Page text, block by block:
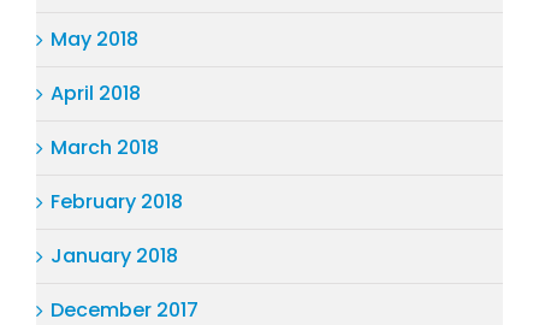
May 2018
April 2018
March 2018
February 2018
January 2018
December 2017